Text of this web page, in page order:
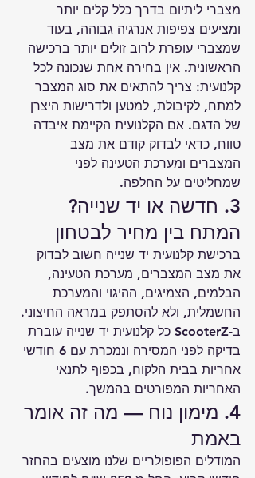
מצברי ליתיום בדרך כלל קלים יותר
ומציעים צפיפות אנרגיה גבוהה, בעוד
שמצברי עופרת לרוב זולים יותר ברכישה
הראשונית. אין בחירה אחת שנכונה לכל
קלנועית: צריך להתאים את סוג המצבר
למתח, לקיבולת, למטען ולדרישות היצרן
של הדגם. אם הקלנועית הקיימת איבדה
טווח, כדאי לבדוק קודם את מצב
המצברים ומערכת הטעינה לפני
שמחליטים על החלפה.
3. חדשה או יד שנייה?
המתח בין מחיר לבטחון
ברכישת קלנועית יד שנייה חשוב לבדוק
את מצב המצברים, מערכת הטעינה,
הבלמים, הצמיגים, ההיגוי והמערכת
החשמלית, ולא להסתפק במראה החיצוני.
ב-ScooterZ כל קלנועית יד שנייה עוברת
בדיקה לפני המסירה ונמכרת עם 6 חודשי
אחריות בבית הלקוח, בכפוף לתנאי
האחריות המפורטים בהמשך.
4. מימון נוח — מה זה אומר
באמת
המודלים הפופולריים שלנו מוצעים בהחזר